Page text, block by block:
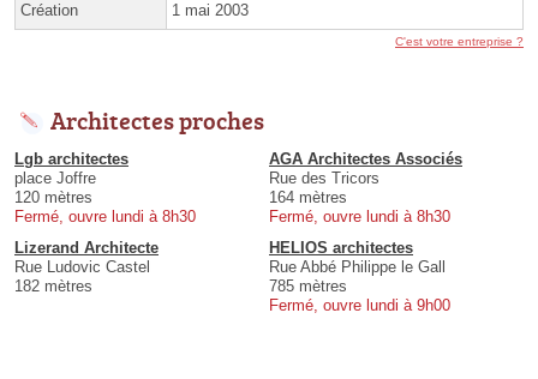
Création 1 mai 2003
C'est votre entreprise ?
Architectes proches
Lgb architectes
place Joffre
120 mètres
Fermé, ouvre lundi à 8h30
AGA Architectes Associés
Rue des Tricors
164 mètres
Fermé, ouvre lundi à 8h30
Lizerand Architecte
Rue Ludovic Castel
182 mètres
HELIOS architectes
Rue Abbé Philippe le Gall
785 mètres
Fermé, ouvre lundi à 9h00